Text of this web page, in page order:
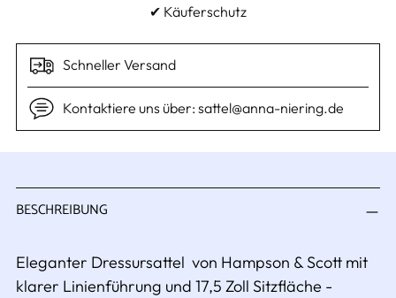
✔ Käuferschutz
Schneller Versand
Kontaktiere uns über: sattel@anna-niering.de
in
den
legen
BESCHREIBUNG
Eleganter Dressursattel von Hampson & Scott mit
klarer Linienführung und 17,5 Zoll Sitzfläche -